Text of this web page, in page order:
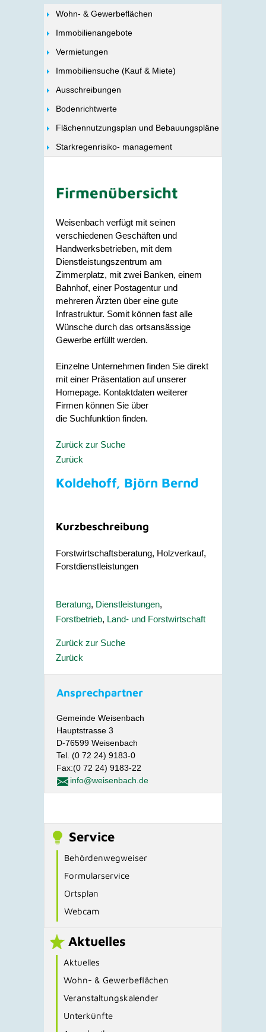
Wohn- & Gewerbeflächen
Immobilienangebote
Vermietungen
Immobiliensuche (Kauf & Miete)
Ausschreibungen
Bodenrichtwerte
Flächennutzungsplan und Bebauungspläne
Starkregenrisiko- management
Firmenübersicht
Weisenbach verfügt mit seinen
verschiedenen Geschäften und
Handwerksbetrieben, mit dem
Dienstleistungszentrum am
Zimmerplatz, mit zwei Banken, einem
Bahnhof, einer Postagentur und
mehreren Ärzten über eine gute
Infrastruktur. Somit können fast alle
Wünsche durch das ortsansässige
Gewerbe erfüllt werden.
Einzelne Unternehmen finden Sie direkt
mit einer Präsentation auf unserer
Homepage. Kontaktdaten weiterer
Firmen können Sie über
die Suchfunktion finden.
Zurück zur Suche
Zurück
Koldehoff, Björn Bernd
Kurzbeschreibung
Forstwirtschaftsberatung, Holzverkauf,
Forstdienstleistungen
Beratung, Dienstleistungen,
Forstbetrieb, Land- und Forstwirtschaft
Zurück zur Suche
Zurück
Ansprechpartner
Gemeinde Weisenbach
Hauptstrasse 3
D-76599 Weisenbach
Tel. (0 72 24) 9183-0
Fax:(0 72 24) 9183-22
info@weisenbach.de
Service
Behördenwegweiser
Formularservice
Ortsplan
Webcam
Aktuelles
Aktuelles
Wohn- & Gewerbeflächen
Veranstaltungskalender
Unterkünfte